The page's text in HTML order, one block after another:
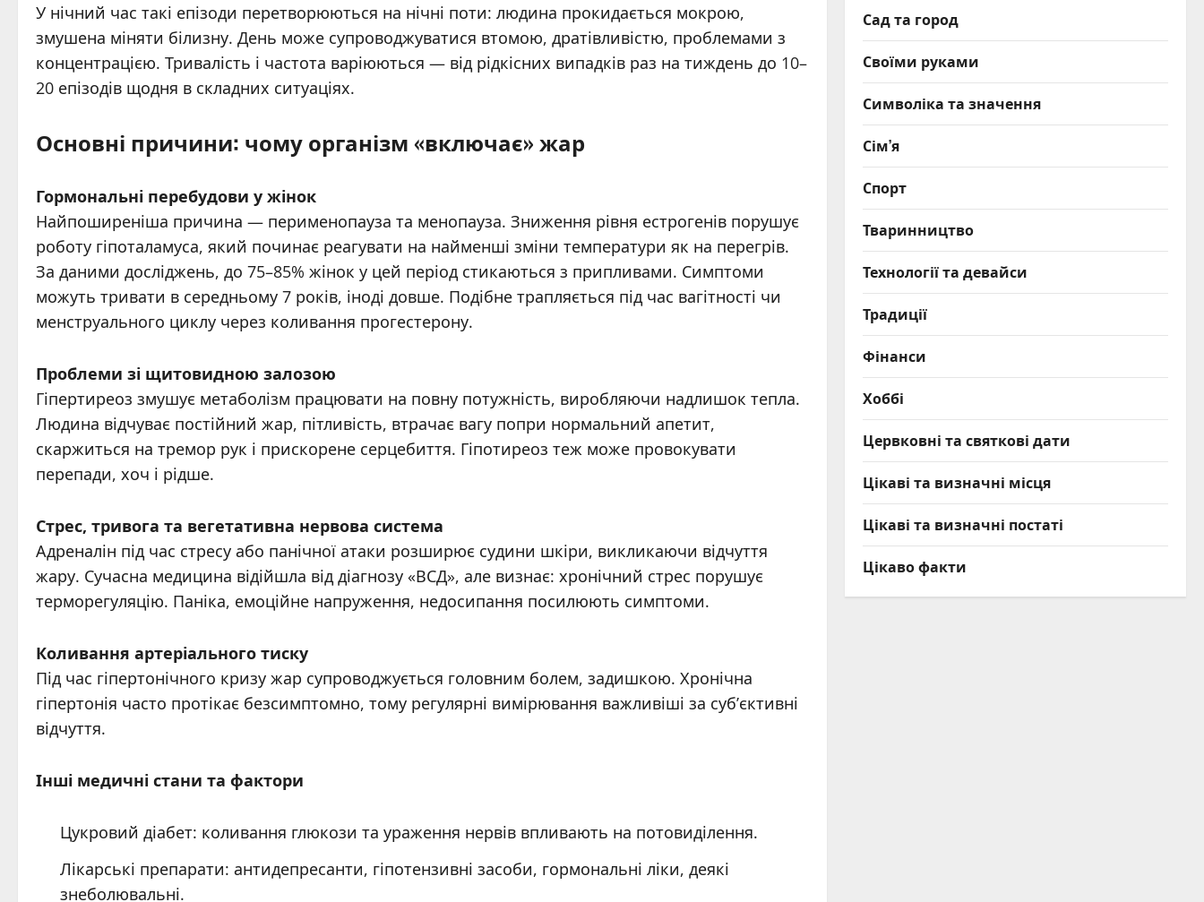
У нічний час такі епізоди перетворюються на нічні поти: людина прокидається мокрою,
змушена міняти білизну. День може супроводжуватися втомою, дратівливістю, проблемами з
концентрацією. Тривалість і частота варіюються — від рідкісних випадків раз на тиждень до 10–
20 епізодів щодня в складних ситуаціях.
Основні причини: чому організм «включає» жар
Гормональні перебудови у жінок
Найпоширеніша причина — перименопауза та менопауза. Зниження рівня естрогенів порушує
роботу гіпоталамуса, який починає реагувати на найменші зміни температури як на перегрів.
За даними досліджень, до 75–85% жінок у цей період стикаються з припливами. Симптоми
можуть тривати в середньому 7 років, іноді довше. Подібне трапляється під час вагітності чи
менструального циклу через коливання прогестерону.
Проблеми зі щитовидною залозою
Гіпертиреоз змушує метаболізм працювати на повну потужність, виробляючи надлишок тепла.
Людина відчуває постійний жар, пітливість, втрачає вагу попри нормальний апетит,
скаржиться на тремор рук і прискорене серцебиття. Гіпотиреоз теж може провокувати
перепади, хоч і рідше.
Стрес, тривога та вегетативна нервова система
Адреналін під час стресу або панічної атаки розширює судини шкіри, викликаючи відчуття
жару. Сучасна медицина відійшла від діагнозу «ВСД», але визнає: хронічний стрес порушує
терморегуляцію. Паніка, емоційне напруження, недосипання посилюють симптоми.
Коливання артеріального тиску
Під час гіпертонічного кризу жар супроводжується головним болем, задишкою. Хронічна
гіпертонія часто протікає безсимптомно, тому регулярні вимірювання важливіші за суб’єктивні
відчуття.
Інші медичні стани та фактори
Цукровий діабет: коливання глюкози та ураження нервів впливають на потовиділення.
Лікарські препарати: антидепресанти, гіпотензивні засоби, гормональні ліки, деякі
знеболювальні.
Сад та город
Своїми руками
Символіка та значення
Сім’я
Спорт
Тваринництво
Технології та девайси
Традиції
Фінанси
Хоббі
Цервковні та святкові дати
Цікаві та визначні місця
Цікаві та визначні постаті
Цікаво факти